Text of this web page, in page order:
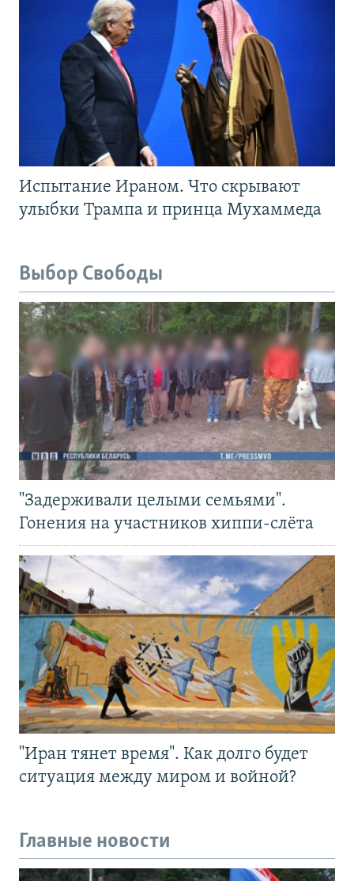
Испытание Ираном. Что скрывают
улыбки Трампа и принца Мухаммеда
Выбор Свободы
"Задерживали целыми семьями".
Гонения на участников хиппи-слёта
"Иран тянет время". Как долго будет
ситуация между миром и войной?
Главные новости